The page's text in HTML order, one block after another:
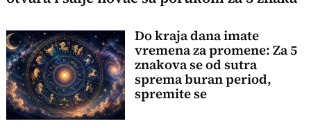
Do kraja dana imate
vremena za promene: Za 5
znakova se od sutra
sprema buran period,
spremite se